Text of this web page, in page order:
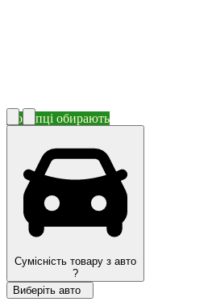
Покупці обирають
Сумісність товару з авто
?
Виберіть авто